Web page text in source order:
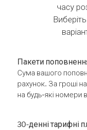
часу
Пакети
Сума вашого
рахунок. За гроші
на будь-які номери
30-денні тарифні